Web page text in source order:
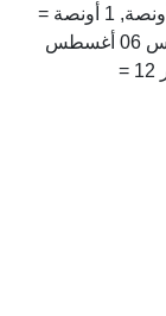
المجوهرات في كولومبيا. 1 كيلوغرام= 32.15 أونصة, 1 أونصة =
0.031104199066874 كيلوغرام. اليوم, الخميس 06 أغسطس
2026 في كولومبيا, 1 كيلوغرام من الذهب عيار 12 =